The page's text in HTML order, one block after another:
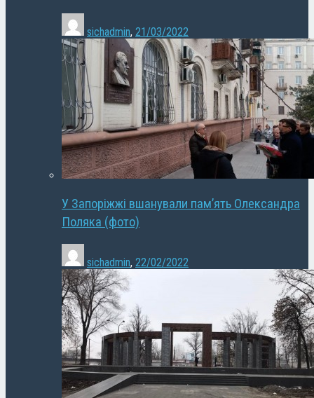
sichadmin, 21/03/2022
У Запоріжжі вшанували пам’ять Олександра
Поляка (фото)
sichadmin, 22/02/2022